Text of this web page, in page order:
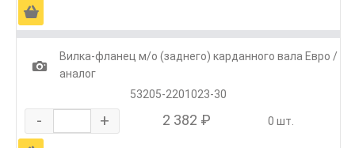
Ä
1
Вилка-фланец м/о (заднего) карданного вала Евро /
аналог
53205-2201023-30
- + 2 382 ₽ 0 шт.